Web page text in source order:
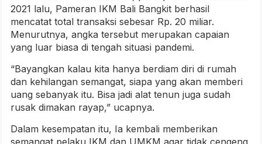
2021 lalu, Pameran IKM Bali Bangkit berhasil
mencatat total transaksi sebesar Rp. 20 miliar.
Menurutnya, angka tersebut merupakan capaian
yang luar biasa di tengah situasi pandemi.
“Bayangkan kalau kita hanya berdiam diri di rumah
dan kehilangan semangat, siapa yang akan memberi
uang sebanyak itu. Bisa jadi alat tenun juga sudah
rusak dimakan rayap,” ucapnya.
Dalam kesempatan itu, Ia kembali memberikan
semangat pelaku IKM dan UMKM agar tidak cengeng